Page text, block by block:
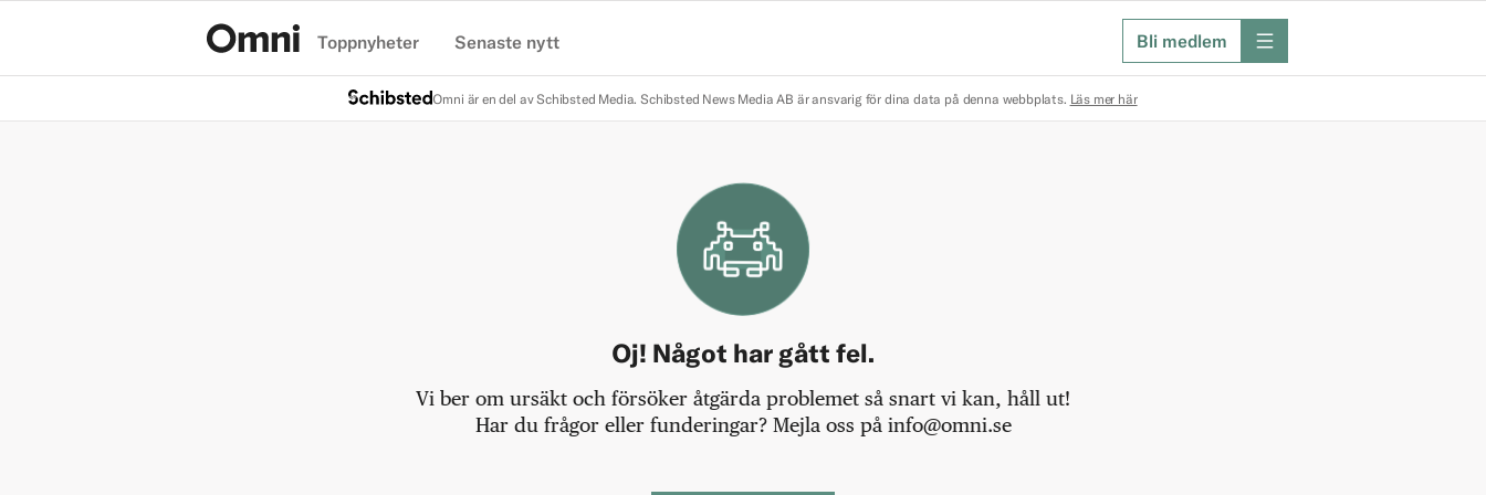
Toppnyheter Senaste nytt Bli medlem meny
Omni är en del av Schibsted Media. Schibsted News Media AB är ansvarig för dina data på denna webbplats. Läs mer här
Oj! Något har gått fel.
Vi ber om ursäkt och försöker åtgärda problemet så snart vi kan, håll ut!
Har du frågor eller funderingar? Mejla oss på info@omni.se